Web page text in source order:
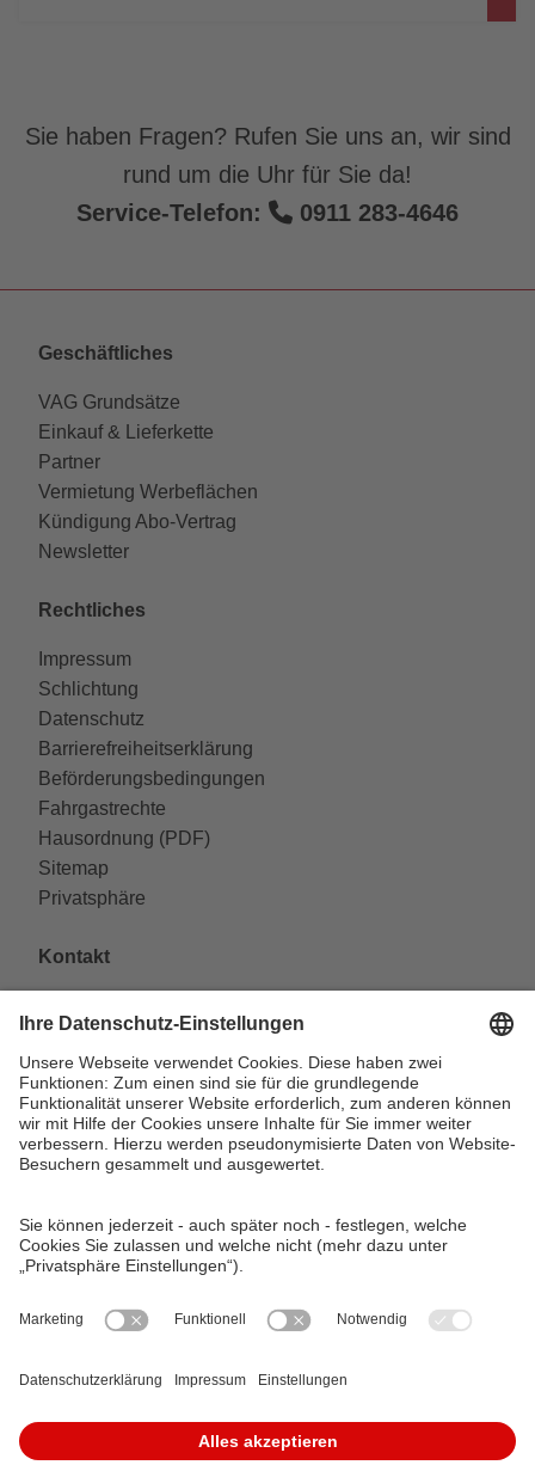
Sie haben Fragen? Rufen Sie uns an, wir sind
rund um die Uhr für Sie da!
Service-Telefon:
0911 283-4646
Geschäftliches
VAG Grundsätze
Einkauf & Lieferkette
Partner
Vermietung Werbeflächen
Kündigung Abo-Vertrag
Newsletter
Rechtliches
Impressum
Schlichtung
Datenschutz
Barrierefreiheitserklärung
Beförderungsbedingungen
Fahrgastrechte
Hausordnung (PDF)
Sitemap
Privatsphäre
Kontakt
Südliche Fürther Straße 5
90429 Nürnberg
Telefon: 0911 283-4646
Kontaktformulare
FAQ
KundenCenter